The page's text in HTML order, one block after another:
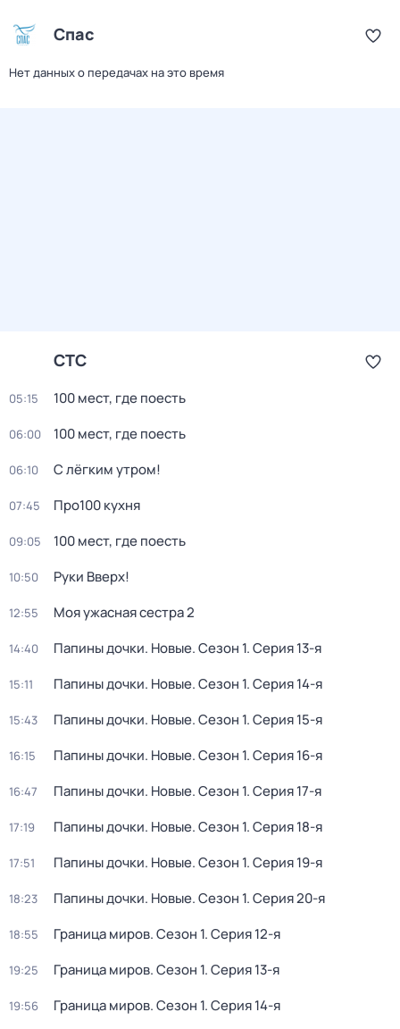
Спас
Нет данных о передачах на это время
СТС
05:15 100 мест, где поесть
06:00 100 мест, где поесть
06:10 С лёгким утром!
07:45 Про100 кухня
09:05 100 мест, где поесть
10:50 Руки Вверх!
12:55 Моя ужасная сестра 2
14:40 Папины дочки. Новые. Сезон 1. Серия 13-я
15:11 Папины дочки. Новые. Сезон 1. Серия 14-я
15:43 Папины дочки. Новые. Сезон 1. Серия 15-я
16:15 Папины дочки. Новые. Сезон 1. Серия 16-я
16:47 Папины дочки. Новые. Сезон 1. Серия 17-я
17:19 Папины дочки. Новые. Сезон 1. Серия 18-я
17:51 Папины дочки. Новые. Сезон 1. Серия 19-я
18:23 Папины дочки. Новые. Сезон 1. Серия 20-я
18:55 Граница миров. Сезон 1. Серия 12-я
19:25 Граница миров. Сезон 1. Серия 13-я
19:56 Граница миров. Сезон 1. Серия 14-я